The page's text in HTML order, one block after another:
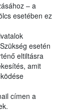
– a
esetében ez
esetén
eltiltásra
amit
címen a